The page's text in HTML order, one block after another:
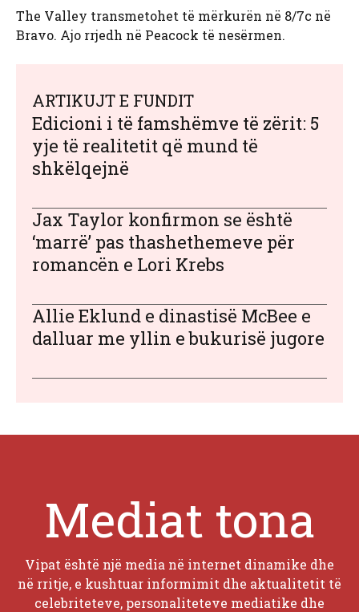
The Valley transmetohet të mërkurën në 8/7c në
Bravo. Ajo rrjedh në Peacock të nesërmen.
ARTIKUJT E FUNDIT
Edicioni i të famshëmve të zërit: 5
yje të realitetit që mund të
shkëlqejnë
Jax Taylor konfirmon se është
‘marrë’ pas thashethemeve për
romancën e Lori Krebs
Allie Eklund e dinastisë McBee e
dalluar me yllin e bukurisë jugore
Mediat tona
Vipat është një media në internet dinamike dhe
në rritje, e kushtuar informimit dhe aktualitetit të
celebriteteve, personaliteteve mediatike dhe